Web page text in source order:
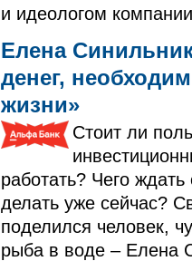
и идеологом
Елена
денег,
жизни»
Стоит ли
работать? Чего
делать уже сейчас?
поделился человек,
рыба в воде – Елена